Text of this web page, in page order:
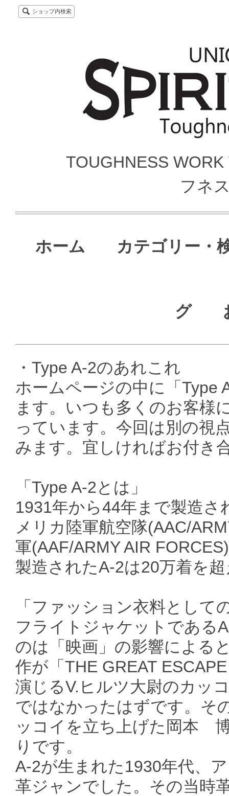
ショップ内検索
TOUGHNESS
フネ
ホーム カテゴリー・
グ
・Type A-2のあれこれ
ホームページの中に「Type
ます。いつも多くのお客様
っています。今回は別の視
みます。宜しければお付き
「Type A-2とは」
1931年から44年まで製造
メリカ陸軍航空隊(AAC/
軍(AAF/ARMY AIR
製造されたA-2は20万着を
「ファッション衣料として
フライトジャケットである
のは「映画」の影響による
作が「THE GREAT
演じるV.ヒルツ大尉のカッ
ではなかったはずです。そ
ッコイを立ち上げた岡本
りです。
A-2が生まれた1930年代、
革ジャンでした。その当時